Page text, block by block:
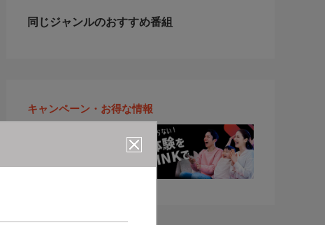
同じジャンルのおすすめ番組
キャンペーン・お得な情報